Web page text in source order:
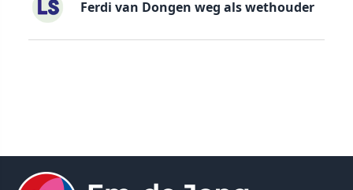
Ferdi van Dongen weg als wethouder